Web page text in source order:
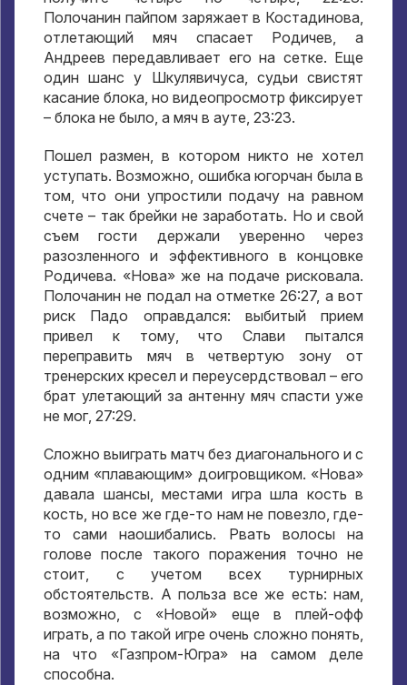
Полочанин пайпом заряжает в Костадинова,
отлетающий мяч спасает Родичев, а
Андреев передавливает его на сетке. Еще
один шанс у Шкулявичуса, судьи свистят
касание блока, но видеопросмотр фиксирует
– блока не было, а мяч в ауте, 23:23.
Пошел размен, в котором никто не хотел
уступать. Возможно, ошибка югорчан была в
том, что они упростили подачу на равном
счете – так брейки не заработать. Но и свой
съем гости держали уверенно через
разозленного и эффективного в концовке
Родичева. «Нова» же на подаче рисковала.
Полочанин не подал на отметке 26:27, а вот
риск Падо оправдался: выбитый прием
привел к тому, что Слави пытался
переправить мяч в четвертую зону от
тренерских кресел и переусердствовал – его
брат улетающий за антенну мяч спасти уже
не мог, 27:29.
Сложно выиграть матч без диагонального и с
одним «плавающим» доигровщиком. «Нова»
давала шансы, местами игра шла кость в
кость, но все же где-то нам не повезло, где-
то сами наошибались. Рвать волосы на
голове после такого поражения точно не
стоит, с учетом всех турнирных
обстоятельств. А польза все же есть: нам,
возможно, с «Новой» еще в плей-офф
играть, а по такой игре очень сложно понять,
на что «Газпром-Югра» на самом деле
способна.